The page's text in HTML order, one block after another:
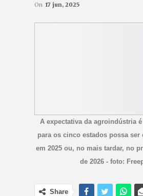
On 17 jun, 2025
A expectativa da agroindústria
para os cinco estados possa
em 2025 ou, no mais tardar, no
de 2026 - foto:
Share